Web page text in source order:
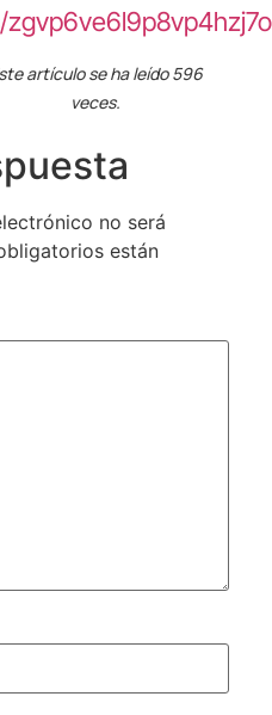
artículo se ha leído 596
veces.
no será
están